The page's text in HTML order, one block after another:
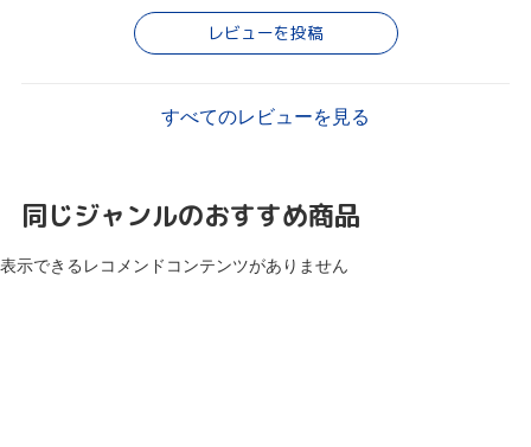
レビューを投稿
すべてのレビューを見る
同じジャンルのおすすめ商品
表示できるレコメンドコンテンツがありません